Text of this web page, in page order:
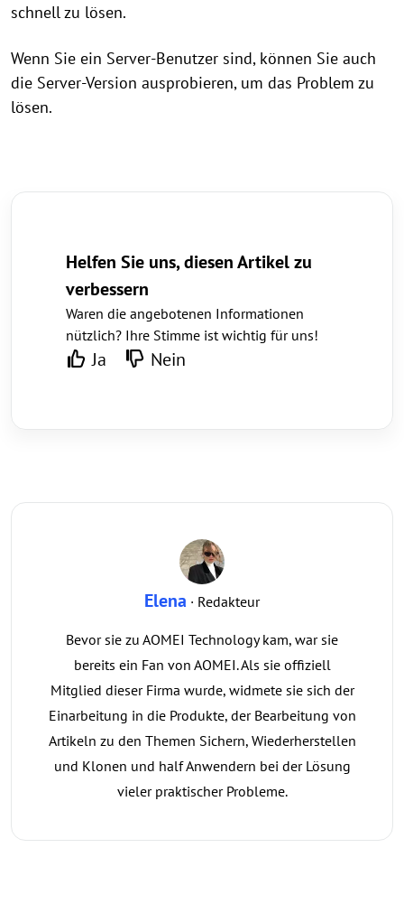
schnell zu lösen.
Wenn Sie ein Server-Benutzer sind, können Sie auch
die Server-Version ausprobieren, um das Problem zu
lösen.
Helfen Sie uns, diesen Artikel zu
verbessern
Waren die angebotenen Informationen
nützlich? Ihre Stimme ist wichtig für uns!
Ja Nein
Elena · Redakteur
Bevor sie zu AOMEI Technology kam, war sie
bereits ein Fan von AOMEI. Als sie offiziell
Mitglied dieser Firma wurde, widmete sie sich der
Einarbeitung in die Produkte, der Bearbeitung von
Artikeln zu den Themen Sichern, Wiederherstellen
und Klonen und half Anwendern bei der Lösung
vieler praktischer Probleme.